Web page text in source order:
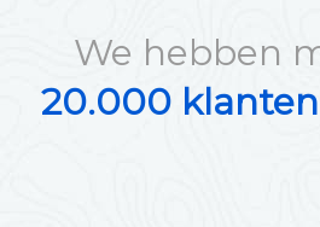
We hebben
20.000